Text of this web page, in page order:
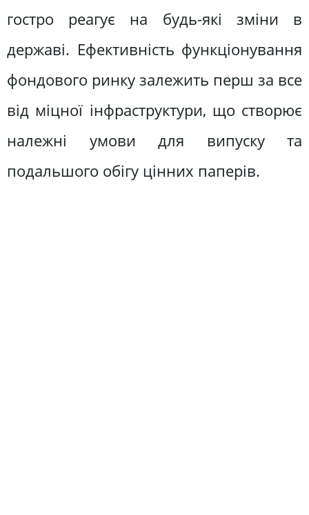
гостро реагує на будь-які зміни в
державі. Ефективність функціонування
фондового ринку залежить перш за все
від міцної інфраструктури, що створює
належні умови для випуску та
подальшого обігу цінних паперів.